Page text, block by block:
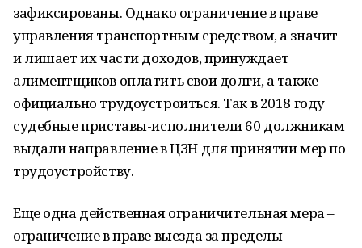
зафиксированы. Однако ограничение в праве
управления транспортным средством, а значит
и лишает их части доходов, принуждает
алиментщиков оплатить свои долги, а также
официально трудоустроиться. Так в 2018 году
судебные приставы-исполнители 60 должникам
выдали направление в ЦЗН для принятии мер по
трудоустройству.
Еще одна действенная ограничительная мера –
ограничение в праве выезда за пределы